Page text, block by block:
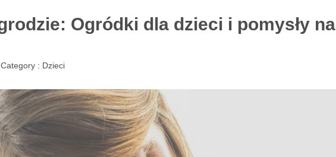
Ogródki dla dzieci i pomysły na
Category : Dzieci